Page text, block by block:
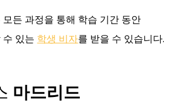
든 과정을 통해 학습 기간 동안
수 있는 학생 비자를 받을 수 있습니다.
마드리드